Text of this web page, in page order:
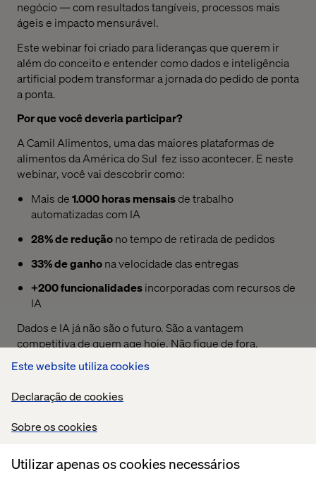
Este website utiliza cookies
Declaração de cookies
Sobre os cookies
Utilizar apenas os cookies necessários
negócio — com resultados tangíveis, processos mais
ágeis e impacto mensurável.
Este webinar foi criado para lideranças que querem ir
além do conceito e entender como dados e inteligência
artificial podem transformar a jornada do pedido de ponta
a ponta.
Por que você deveria participar?
A Camil Alimentos, uma das maiores plataformas de
alimentos da América doSul fez isso acontecer. E neste
webinar, você vai descobrir como:
Mais de1.000 horas mensaisde trabalho
automatizadas com IA
28% de reduçãono tempo de retirada de pedidos
33% de ganhona velocidade das entregas
+200 funcionalidadesincorporadas com recursos de
IA
Dados e IA já não são o futuro. São a vantagem
competitiva de quem age hoje. Não fique de fora.
Quero participar